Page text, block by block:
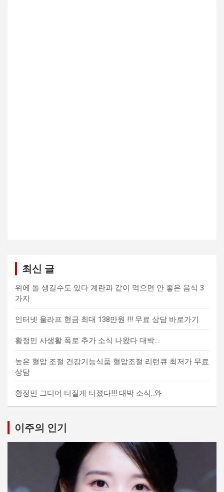
최신 글
위에 돌 생길수도 있다 계란과 같이 먹으면 안 좋은 음식 3
가지
인터넷 울라프 현금 최대 138만원 !!! 무료 상담 바로가기
황정민 사생활 폭로 추가 소식 나왔다 대박…
높은 혈압 조절 건강기능식품 혈압조절 리턴큐 최저가 무료
상담
황정민 그디어 터질게 터졌다!!! 대박 소식..와
이주의 인기